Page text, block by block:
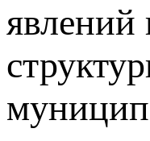
явлений